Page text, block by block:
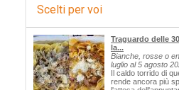
Scelti per voi
Traguardo delle
la...
Bianche, rosse o
luglio al 5 agosto
Il caldo torrido di
rende ancora più